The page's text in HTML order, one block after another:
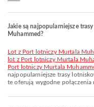
Jakie są najpopularniejsze
Muhammed?
lot z Port lotniczy Murtala
lot z Port lotniczy Murtala
Port lotniczy Murtala
najpopularniejsze trasy
te oferują wygodne połączenia